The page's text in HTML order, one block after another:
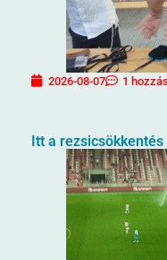
2026-08-07 1
Itt a rezsicsökkentés